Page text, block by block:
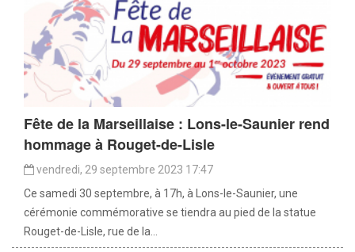
Fête de la Marseillaise : Lons-le-Saunier rend
hommage à Rouget-de-Lisle
vendredi, 29 septembre 2023 17:47
Ce samedi 30 septembre, à 17h, à Lons-le-Saunier, une
cérémonie commémorative se tiendra au pied de la statue
Rouget-de-Lisle, rue de la...